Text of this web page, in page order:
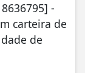
-
carteira de
de